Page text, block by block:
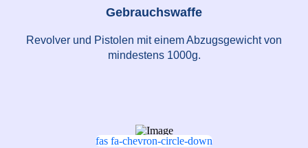
Gebrauchswaffe
Revolver und Pistolen mit einem Abzugsgewicht von
mindestens 1000g.
fas fa-chevron-circle-down